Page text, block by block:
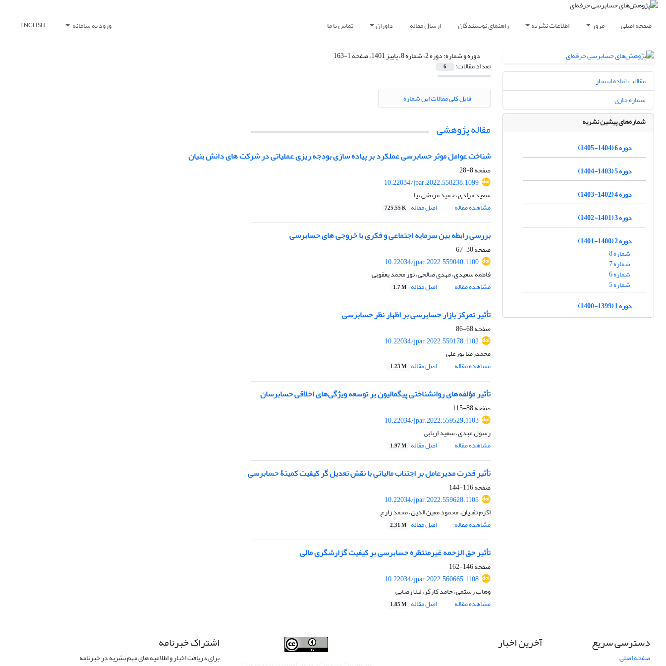
صفحه اصلی مرور اطلاعات نشریه راهنمای نویسندگان ارسال مقاله داوران تماس با ما ورود به سامانه ENGLISH
دوره و شماره:دوره 2، شماره 8، پاییز 1401، صفحه 1-163
تعداد مقالات: 6
فایل کلی مقالات این شماره
مقاله پژوهشی
شناخت عوامل موثر حسابرسی عملکرد بر پیاده سازی بودجه ریزی عملیاتی در شرکت های دانش بنیان
صفحه8-28
10.22034/jpar.2022.558238.1099
سعید مرادی، حمید مرتضی نیا
مشاهده مقاله
اصل مقاله 725.55 K
بررسی رابطه بین سرمایه اجتماعی و فکری با خروجی های حسابرسی
صفحه30-67
10.22034/jpar.2022.559040.1100
فاطمه سعیدی، مهدی صالحی، نور محمد یعقوبی
مشاهده مقاله
اصل مقاله 1.7 M
تأثیر تمرکز بازار حسابرسی بر اظهار نظر حسابرسی
صفحه68-86
10.22034/jpar.2022.559178.1102
محمدرضا پورعلی
مشاهده مقاله
اصل مقاله 1.23 M
تأثیر مؤلفه‌های روانشناختی پیگمالیون بر توسعه ویژگی‌های اخلاقی حسابرسان
صفحه88-115
10.22034/jpar.2022.559529.1103
رسول عبدی، سعید اربابی
مشاهده مقاله
اصل مقاله 1.97 M
تأثیر قدرت مدیرعامل بر اجتناب مالیاتی با نقش تعدیل گر کیفیت کمیتۀ حسابرسی
صفحه116-144
10.22034/jpar.2022.559628.1105
اکرم تفتیان، محمود معین الدین، محمد زارع
مشاهده مقاله
اصل مقاله 2.31 M
تأثیر حق الزحمه غیرمنتظره حسابرسی بر کیفیت گزارشگری مالی
صفحه146-162
10.22034/jpar.2022.560665.1108
وهاب رستمی، حامد کارگر، لیلا رضایی
مشاهده مقاله
اصل مقاله 1.85 M
مقالات آماده انتشار
شماره جاری
شماره‌های پیشین نشریه
دوره 6 (1404-1405)
دوره 5 (1403-1404)
دوره 4 (1402-1403)
دوره 3 (1401-1402)
دوره 2 (1400-1401)
شماره 8
شماره 7
شماره 6
شماره 5
دوره 1 (1399-1400)
دسترسی سریع
صفحه اصلی
آخرین اخبار اشتراک خبرنامه
برای دریافت اخبار و اطلاعیه های مهم نشریه در خبرنامه